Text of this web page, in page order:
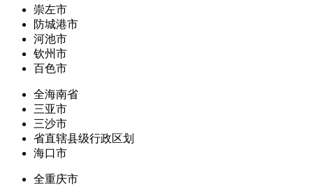
崇左市
防城港市
河池市
钦州市
百色市
全海南省
三亚市
三沙市
省直辖县级行政区划
海口市
全重庆市